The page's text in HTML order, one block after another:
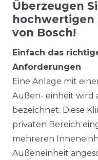
Überzeugen
hochwertigen
von Bosch!
Einfach das
Anforderungen
Eine Anlage mit
Außen- einheit wird
bezeichnet. Diese
privaten Bereich
mehreren
Außeneinheit